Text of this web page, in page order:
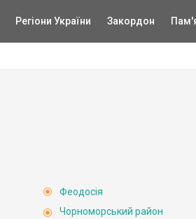
Регіони України Закордон
Феодосія
Чорноморський район